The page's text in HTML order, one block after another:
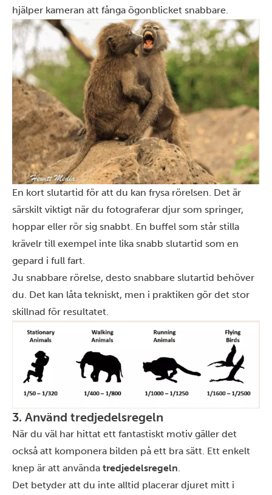
hjälper kameran att fånga ögonblicket snabbare.
En kort slutartid för att du kan frysa rörelsen. Det är
särskilt viktigt när du fotograferar djur som springer,
hoppar eller rör sig snabbt. En buffel som står stilla
krävelr till exempel inte lika snabb slutartid som en
gepard i full fart.
Ju snabbare rörelse, desto snabbare slutartid behöver
du. Det kan låta tekniskt, men i praktiken gör det stor
skillnad för resultatet.
3. Använd tredjedelsregeln
När du väl har hittat ett fantastiskt motiv gäller det
också att komponera bilden på ett bra sätt. Ett enkelt
knep är att använda tredjedelsregeln
Det betyder att du inte alltid placerar djuret mitt i